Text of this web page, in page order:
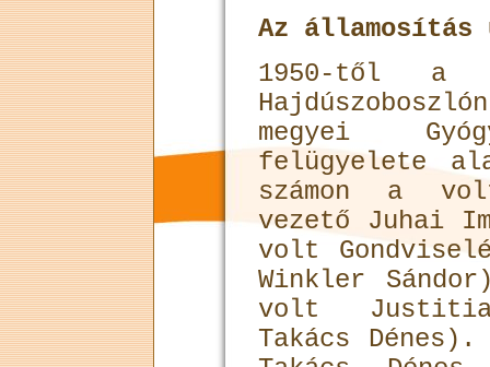
Az államosítás
1950-től a
megyei
felügyelete
számon a
vezető Juhai
volt
Winkler
volt
Takács